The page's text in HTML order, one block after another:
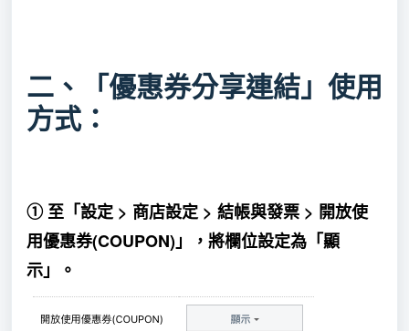
二、「優惠券分享連結」使用
方式：
① 至「設定 > 商店設定 > 結帳與發票 > 開放使
用優惠券(COUPON)」，將欄位設定為「顯
示」。